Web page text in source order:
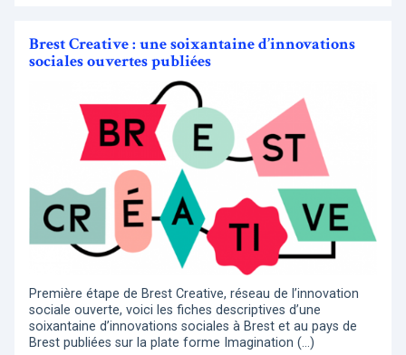
Brest Creative : une soixantaine d’innovations
sociales ouvertes publiées
Première étape de Brest Creative, réseau de l’innovation
sociale ouverte, voici les fiches descriptives d’une
soixantaine d’innovations sociales à Brest et au pays de
Brest publiées sur la plate forme Imagination (…)